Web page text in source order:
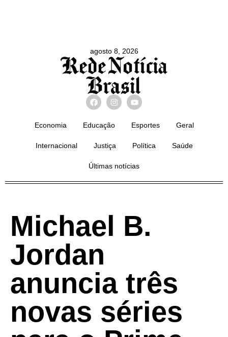
agosto 8, 2026
Economia Educação Esportes Geral
Internacional Justiça Política Saúde
Últimas notícias
Michael B.
Jordan
anuncia três
novas séries